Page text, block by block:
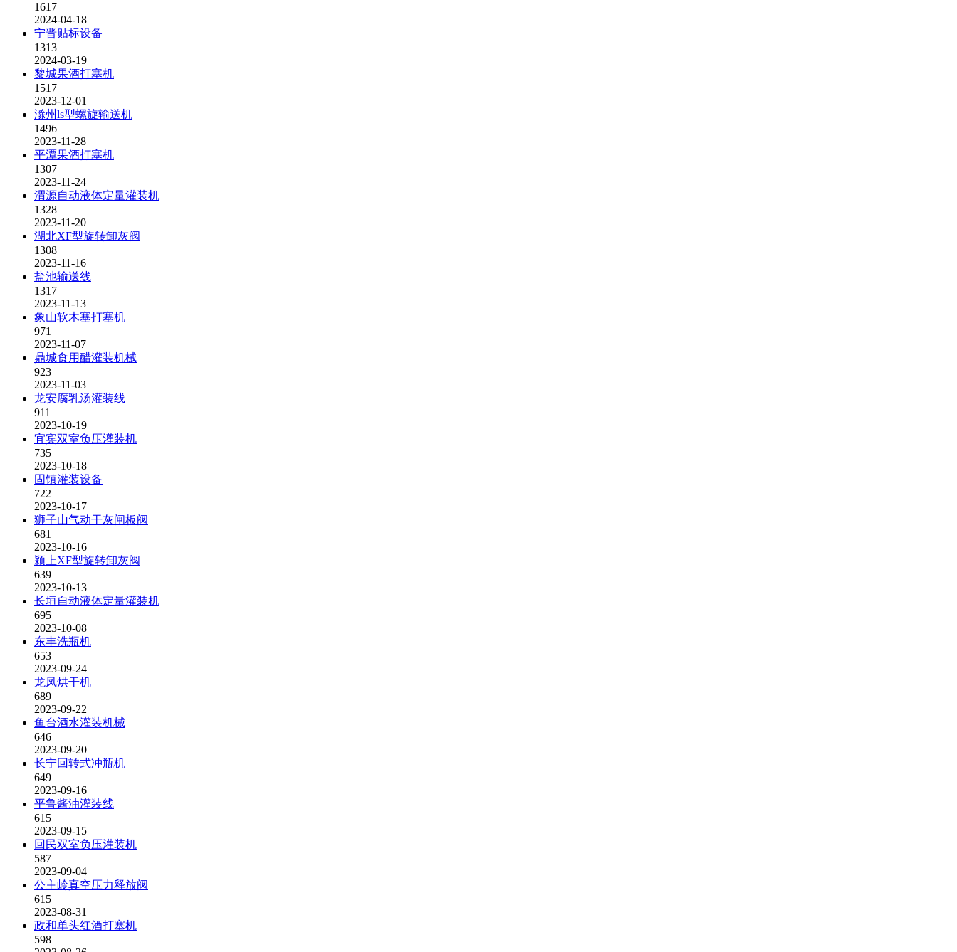
1617
2024-04-18
宁晋贴标设备
1313
2024-03-19
黎城果酒打塞机
1517
2023-12-01
滁州ls型螺旋输送机
1496
2023-11-28
平潭果酒打塞机
1307
2023-11-24
渭源自动液体定量灌装机
1328
2023-11-20
湖北XF型旋转卸灰阀
1308
2023-11-16
盐池输送线
1317
2023-11-13
象山软木塞打塞机
971
2023-11-07
鼎城食用醋灌装机械
923
2023-11-03
龙安腐乳汤灌装线
911
2023-10-19
宜宾双室负压灌装机
735
2023-10-18
固镇灌装设备
722
2023-10-17
狮子山气动干灰闸板阀
681
2023-10-16
颍上XF型旋转卸灰阀
639
2023-10-13
长垣自动液体定量灌装机
695
2023-10-08
东丰洗瓶机
653
2023-09-24
龙凤烘干机
689
2023-09-22
鱼台酒水灌装机械
646
2023-09-20
长宁回转式冲瓶机
649
2023-09-16
平鲁酱油灌装线
615
2023-09-15
回民双室负压灌装机
587
2023-09-04
公主岭真空压力释放阀
615
2023-08-31
政和单头红酒打塞机
598